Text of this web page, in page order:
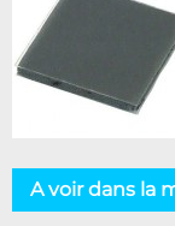
A voir dans la